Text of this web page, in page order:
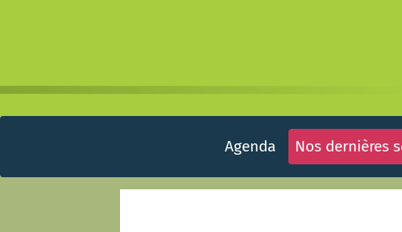
Agenda Nos dernières